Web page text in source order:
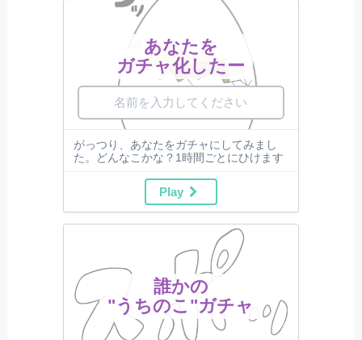
あなたを
ガチャ化したー
がっつり、あなたをガチャにしてみまし
た。どんなこかな？1時間ごとにひけます
Play
誰かの
"うちのこ"ガチャ